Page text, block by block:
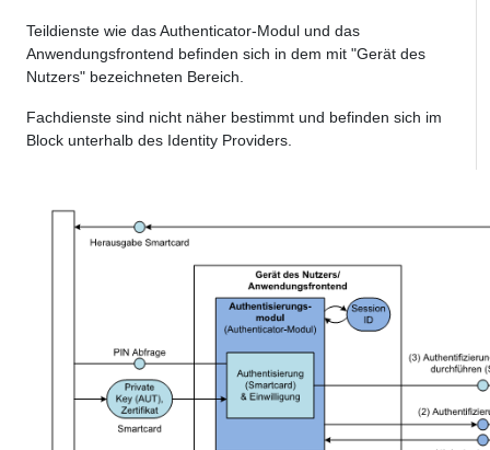
Teildienste wie das Authenticator-Modul und das
Anwendungsfrontend befinden sich in dem mit "Gerät des
Nutzers" bezeichneten Bereich.
Fachdienste sind nicht näher bestimmt und befinden sich im
Block unterhalb des Identity Providers.